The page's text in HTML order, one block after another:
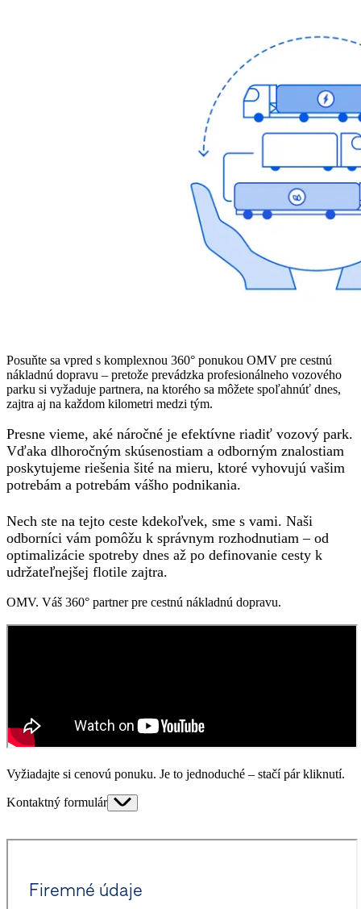
Posuňte sa vpred s komplexnou 360° ponukou OMV pre cestnú
nákladnú dopravu – pretože prevádzka profesionálneho vozového
parku si vyžaduje partnera, na ktorého sa môžete spoľahnúť dnes,
zajtra aj na každom kilometri medzi tým.
Presne vieme, aké náročné je efektívne riadiť vozový park.
Vďaka dlhoročným skúsenostiam a odborným znalostiam
poskytujeme riešenia šité na mieru, ktoré vyhovujú vašim
potrebám a potrebám vášho podnikania.
Nech ste na tejto ceste kdekoľvek, sme s vami. Naši
odborníci vám pomôžu k správnym rozhodnutiam – od
optimalizácie spotreby dnes až po definovanie cesty k
udržateľnejšej flotile zajtra.
OMV. Váš 360° partnerpre cestnú nákladnú dopravu.
Vyžiadajte si cenovú ponuku. Je to jednoduché – stačí pár kliknutí.
Kontaktný formulár